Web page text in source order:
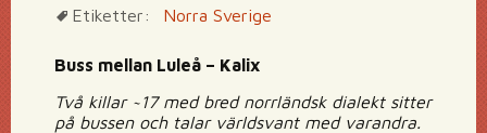
Etiketter:
Norra Sverige
Buss mellan Luleå – Kalix
Två killar ~17 med bred norrländsk dialekt sitter
på bussen och talar världsvant med varandra.